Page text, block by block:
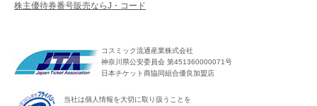
株主優待券番号販売ならJ・コード
コスミック流通産業株式会社
神奈川県公安委員会 第451360000071号
日本チケット商協同組合優良加盟店
当社は個人情報を大切に取り扱うことを